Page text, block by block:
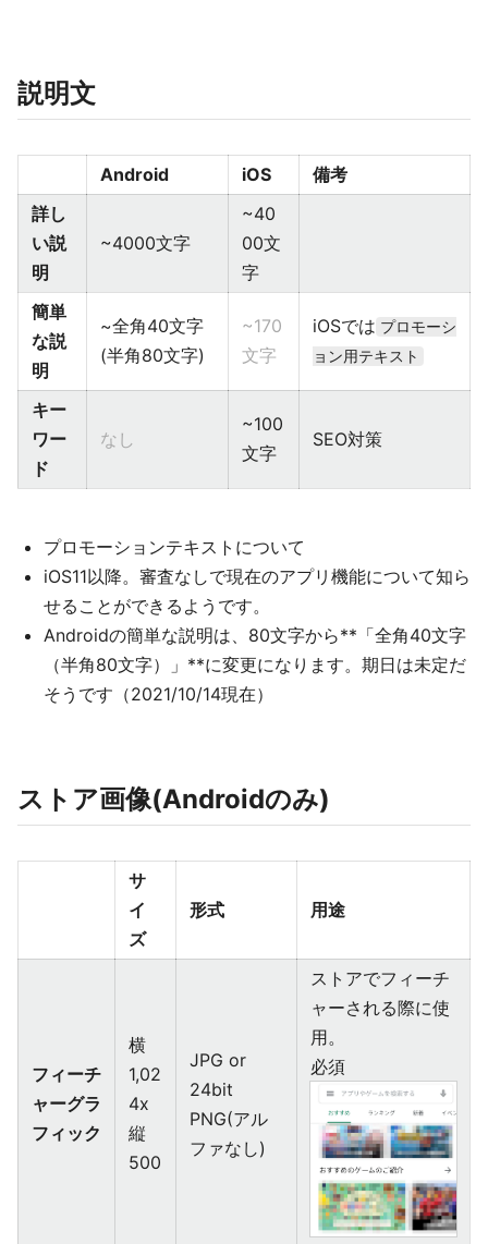
説明文
Android iOS
備考
詳し
い説
明
~4000文字
~40
00文
字
簡単
な説
明
~全角40文字
(半角80文字)
~170
文字
iOSでは プロモーシ
ョン用テキスト
キー
ワー
ド
なし
~100
文字
SEO対策
プロモーションテキストについて
iOS11以降。審査なしで現在のアプリ機能について知ら
せることができるようです。
Androidの簡単な説明は、80文字から**「全角40文字
（半角80文字）」**に変更になります。期日は未定だ
そうです（2021/10/14現在）
ストア画像(Androidのみ)
サ
イ
ズ
形式 用途
フィーチ
ャーグラ
フィック
横
1,02
4x
縦
500
JPG or
24bit
PNG(アル
ファなし)
ストアでフィーチ
ャーされる際に使
用。
必須